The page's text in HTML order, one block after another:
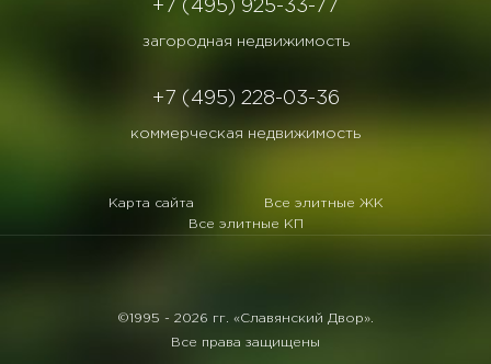
+7 (495) 925-33-77
загородная недвижимость
+7 (495) 228-03-36
коммерческая недвижимость
Карта сайта
Все элитные ЖК
Все элитные КП
©1995 - 2026 гг. «Славянский Двор».
Все права защищены